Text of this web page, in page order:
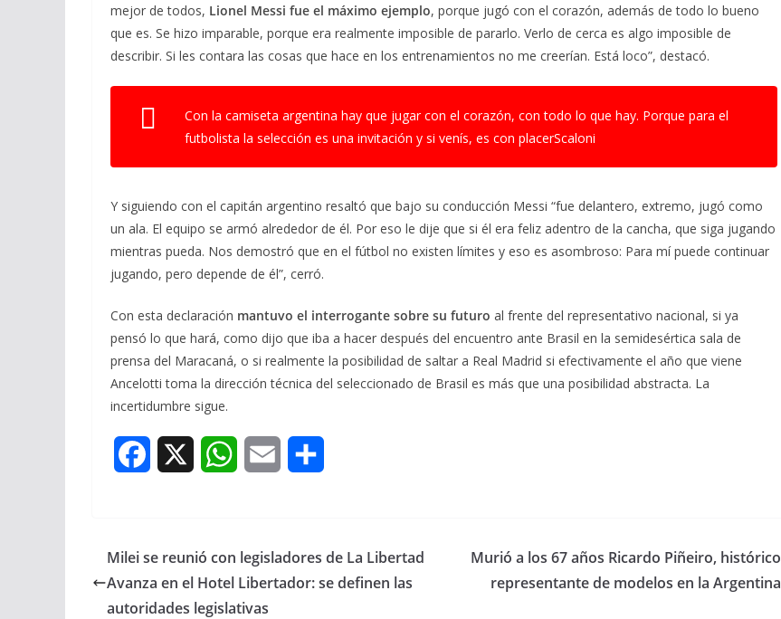
mejor de todos, Lionel Messi fue el máximo ejemplo, porque jugó con el corazón, además de todo lo bueno
que es. Se hizo imparable, porque era realmente imposible de pararlo. Verlo de cerca es algo imposible de
describir. Si les contara las cosas que hace en los entrenamientos no me creerían. Está loco”, destacó.
Con la camiseta argentina hay que jugar con el corazón, con todo lo que hay. Porque para el
futbolista la selección es una invitación y si venís, es con placerScaloni
Y siguiendo con el capitán argentino resaltó que bajo su conducción Messi “fue delantero, extremo, jugó como
un ala. El equipo se armó alrededor de él. Por eso le dije que si él era feliz adentro de la cancha, que siga jugando
mientras pueda. Nos demostró que en el fútbol no existen límites y eso es asombroso: Para mí puede continuar
jugando, pero depende de él”, cerró.
Con esta declaración mantuvo el interrogante sobre su futuro al frente del representativo nacional, si ya
pensó lo que hará, como dijo que iba a hacer después del encuentro ante Brasil en la semidesértica sala de
prensa del Maracaná, o si realmente la posibilidad de saltar a Real Madrid si efectivamente el año que viene
Ancelotti toma la dirección técnica del seleccionado de Brasil es más que una posibilidad abstracta. La
incertidumbre sigue.
e
b
W
t
s
i
r
Milei se reunió con legisladores de La Libertad
Avanza en el Hotel Libertador: se definen las
autoridades legislativas
Murió a los 67 años Ricardo Piñeiro, histórico
representante de modelos en la Argentina